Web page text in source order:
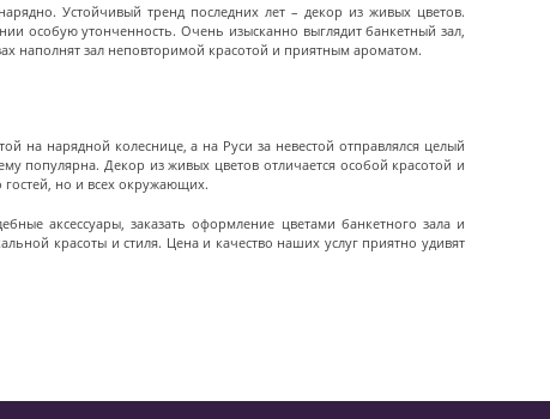
Устойчивый тренд последних лет – декор из живых цветов.
особую утонченность. Очень изысканно выглядит банкетный зал,
наполнят зал неповторимой красотой и приятным ароматом.
на нарядной колеснице, а на Руси за невестой отправлялся целый
популярна. Декор из живых цветов отличается особой красотой и
гостей, но и всех окружающих.
аксессуары, заказать оформление цветами банкетного зала и
красоты и стиля. Цена и качество наших услуг приятно удивят